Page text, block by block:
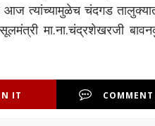
आज त्यांच्यामुळेच चंदगड
मा.ना.चंद्रशेखरजी
IT COMMENT